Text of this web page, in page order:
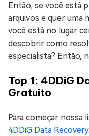
Então, se você está
arquivos e quer uma
você está no lugar
descobrir como
especialista? Então,
Top 1: 4DDiG
Gratuito
Para começar nossa
4DDiG Data Recovery